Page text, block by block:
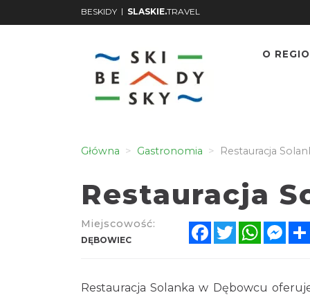
BESKIDY | SLASKIE.TRAVEL
O
Główna Gastronomia Restauracja
Restauracja
Miejscowość:
DĘBOWIEC
FacebookTwitter
Restauracja Solanka w Dębowcu